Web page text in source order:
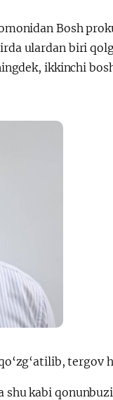
Bosh
ulardan biri
ikkinchi
tergov
kabi